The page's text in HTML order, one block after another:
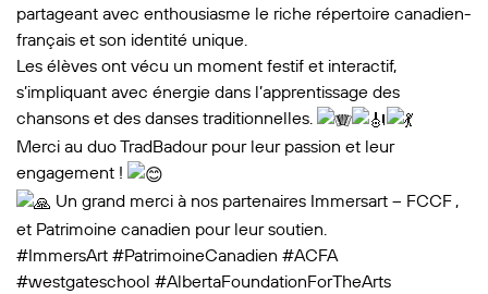
partageant avec enthousiasme le riche répertoire canadien-
français et son identité unique.
Les élèves ont vécu un moment festif et interactif,
s’impliquant avec énergie dans l’apprentissage des
chansons et des danses traditionnelles.
Merci au duo TradBadour pour leur passion et leur
engagement !
Un grand merci à nos partenaires Immersart – FCCF,
et Patrimoine canadien pour leur soutien.
#ImmersArt #PatrimoineCanadien #ACFA
#westgateschool #AlbertaFoundationForTheArts